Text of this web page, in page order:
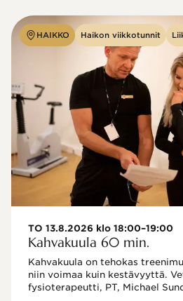
HAIKKO Haikon viikkotunnit
TO 13.8.2026 klo 18:00–19:00
Kahvakuula 60 min.
Kahvakuula on tehokas
niin voimaa kuin kestävyyttä.
fysioterapeutti, PT, Michael